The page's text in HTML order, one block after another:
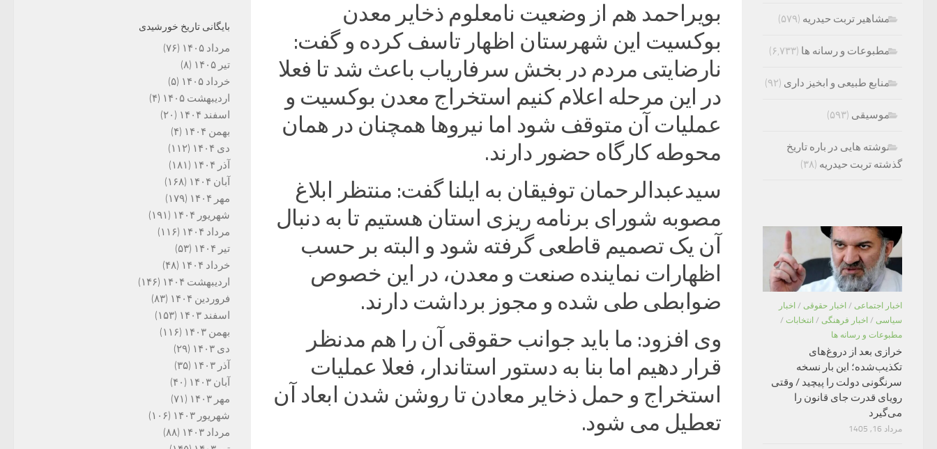
بویراحمد هم از وضعیت نامعلوم ذخایر معدن
بوکسیت این شهرستان اظهار تاسف کرده و گفت:
نارضایتی مردم در بخش سرفاریاب باعث شد تا فعلا
در این مرحله اعلام کنیم استخراج معدن بوکسیت و
عملیات آن متوقف شود اما نیروها همچنان در همان
محوطه کارگاه حضور دارند.
سیدعبدالرحمان توفیقان به ایلنا گفت: منتظر ابلاغ
مصوبه شورای برنامه ریزی استان هستیم تا به دنبال
آن یک تصمیم قاطعی گرفته شود و البته بر حسب
اظهارات نماینده صنعت و معدن، در این خصوص
ضوابطی طی شده و مجوز برداشت دارند.
وی افزود: ما باید جوانب حقوقی آن را هم مدنظر
قرار دهیم اما بنا به دستور استاندار، فعلا عملیات
استخراج و حمل ذخایر معادن تا روشن شدن ابعاد آن
تعطیل می شود.
بایگانی تاریخ خورشیدی
مرداد ۱۴۰۵
(۷۶)
تیر ۱۴۰۵
(۸)
خرداد ۱۴۰۵
(۵)
اردیبهشت ۱۴۰۵
(۴)
اسفند ۱۴۰۴
(۲۰)
بهمن ۱۴۰۴
(۴)
دی ۱۴۰۴
(۱۱۲)
آذر ۱۴۰۴
(۱۸۱)
آبان ۱۴۰۴
(۱۶۸)
مهر ۱۴۰۴
(۱۷۹)
شهریور ۱۴۰۴
(۱۹۱)
مرداد ۱۴۰۴
(۱۱۶)
تیر ۱۴۰۴
(۵۳)
خرداد ۱۴۰۴
(۴۸)
اردیبهشت ۱۴۰۴
(۱۴۶)
فروردین ۱۴۰۴
(۸۳)
اسفند ۱۴۰۳
(۱۵۳)
بهمن ۱۴۰۳
(۱۱۶)
دی ۱۴۰۳
(۲۹)
آذر ۱۴۰۳
(۳۵)
آبان ۱۴۰۳
(۴۰)
مهر ۱۴۰۳
(۷۱)
شهریور ۱۴۰۳
(۱۰۶)
مرداد ۱۴۰۳
(۸۸)
مشاهیر تربت حیدریه (۵۷۹)
مطبوعات و رسانه ها (۶,۷۳۳)
منابع طبیعی و ابخیز داری (۹۲)
موسیقی (۵۹۳)
نوشته هایی در باره تاریخ
گذشته تربت حیدریه (۳۸)
اخبار اجتماعی / اخبار حقوقی / اخبار
سیاسی / اخبار فرهنگی / انتخابات /
مطبوعات و رسانه ها
خرازی بعد از دروغ‌های
تکذیب‌شده؛ این بار نسخه
سرنگونی دولت را پیچید / وقتی
رویای قدرت جای قانون را
می‌گیرد
مرداد 16, 1405